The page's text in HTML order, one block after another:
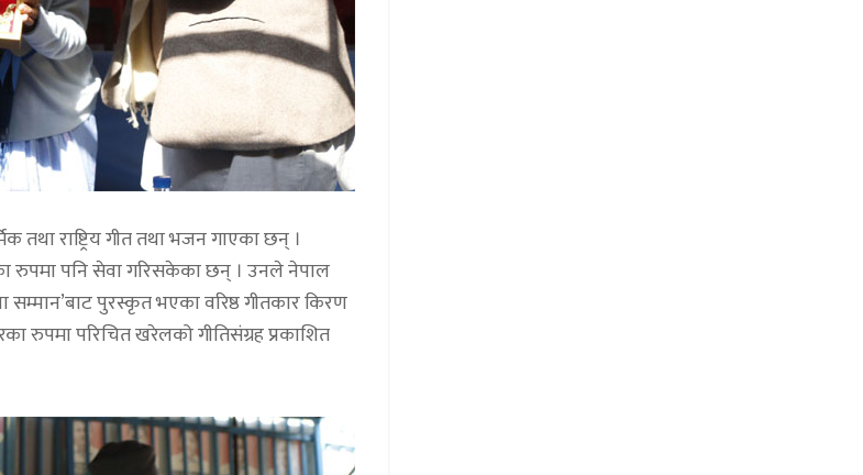
तथा राष्ट्रिय गीत तथा भजन गाएका छन् ।
रुपमा पनि सेवा गरिसकेका छन् । उनले नेपाल
सम्मान’बाट पुरस्कृत भएका वरिष्ठ गीतकार किरण
रुपमा परिचित खरेलको गीतिसंग्रह प्रकाशित